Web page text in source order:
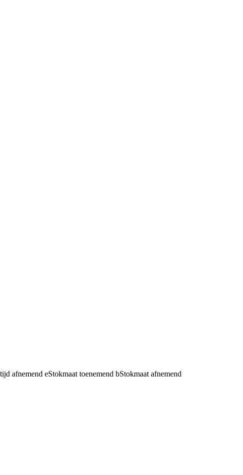
afnemend eStokmaat toenemend bStokmaat afnemend